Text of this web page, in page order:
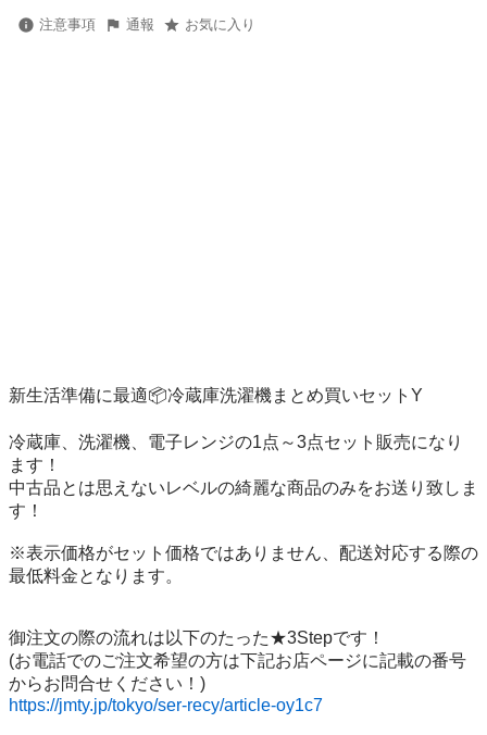
注意事項 通報 お気に入り
新生活準備に最適📦冷蔵庫洗濯機まとめ買いセットY
冷蔵庫、洗濯機、電子レンジの1点～3点セット販売になり
ます！
中古品とは思えないレベルの綺麗な商品のみをお送り致しま
す！
※表示価格がセット価格ではありません、配送対応する際の
最低料金となります。
御注文の際の流れは以下のたった★3Stepです！
(お電話でのご注文希望の方は下記お店ページに記載の番号
https://jmty.jp/tokyo/ser-recy/article-oy1c7